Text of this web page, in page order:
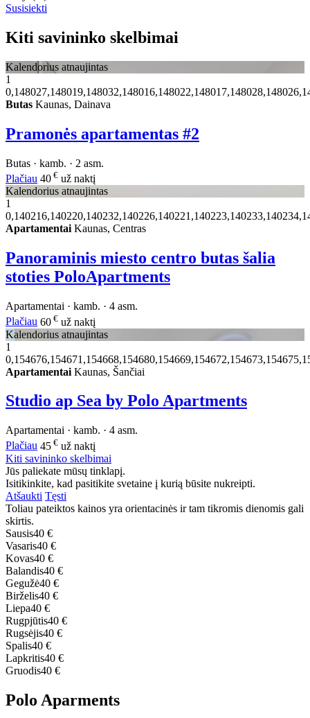
Susisiekti
Kiti savininko skelbimai
Kalendorius atnaujintas
1
Butas Kaunas, Dainava
Pramonės apartamentas #2
Butas · kamb. · 2 asm.
Plačiau 40 € už naktį
Kalendorius atnaujintas
1
Apartamentai Kaunas, Centras
Panoraminis miesto centro butas šalia
stoties PoloApartments
Apartamentai · kamb. · 4 asm.
Plačiau 60 € už naktį
Kalendorius atnaujintas
1
Apartamentai Kaunas, Šančiai
Studio ap Sea by Polo Apartments
Apartamentai · kamb. · 4 asm.
Plačiau 45 € už naktį
Kiti savininko skelbimai
Jūs paliekate mūsų tinklapį.
Isitikinkite, kad pasitikite svetaine į kurią būsite nukreipti.
Atšaukti Tęsti
Toliau pateiktos kainos yra orientacinės ir tam tikromis dienomis gali
skirtis.
Sausis40 €
Vasaris40 €
Kovas40 €
Balandis40 €
Gegužė40 €
Birželis40 €
Liepa40 €
Rugpjūtis40 €
Rugsėjis40 €
Spalis40 €
Lapkritis40 €
Gruodis40 €
Polo Aparments